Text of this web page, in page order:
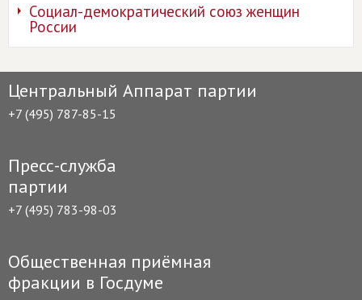
Социал-демократический союз женщин
России
Центральный Аппарат партии
+7 (495) 787-85-15
Пресс-служба
партии
+7 (495) 783-98-03
Общественная приёмная
фракции в Госдуме